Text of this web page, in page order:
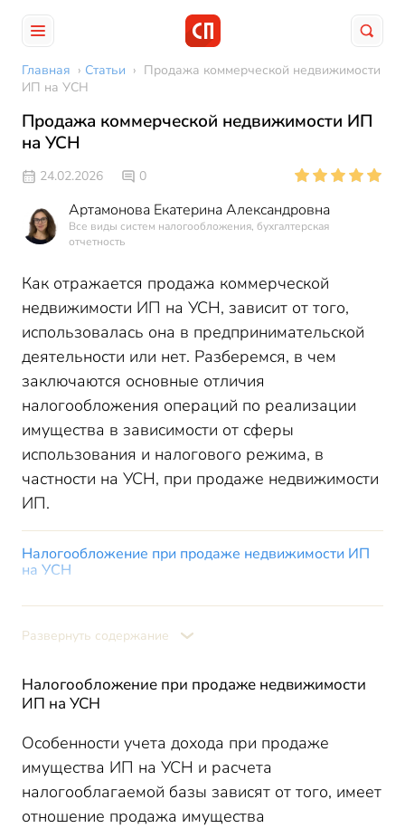
Главная › Статьи › Продажа коммерческой недвижимости
ИП на УСН
Продажа коммерческой недвижимости ИП
на УСН
24.02.2026 0
Артамонова Екатерина Александровна
Все виды систем налогообложения, бухгалтерская
отчетность
Как отражается продажа коммерческой
недвижимости ИП на УСН, зависит от того,
использовалась она в предпринимательской
деятельности или нет. Разберемся, в чем
заключаются основные отличия
налогообложения операций по реализации
имущества в зависимости от сферы
использования и налогового режима, в
частности на УСН, при продаже недвижимости
ИП.
Налогообложение при продаже недвижимости ИП
на УСН
расходы»
Как будет облагаться налогом продажа земельного
участка
Итоги
Развернуть содержание
Налогообложение при продаже недвижимости
ИП на УСН
Особенности учета дохода при продаже
имущества ИП на УСН и расчета
налогооблагаемой базы зависят от того, имеет
отношение продажа имущества